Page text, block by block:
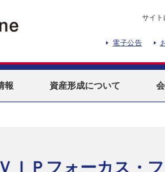
サイト
電子公告
報 資産形成について
ＩＰフォーカス・